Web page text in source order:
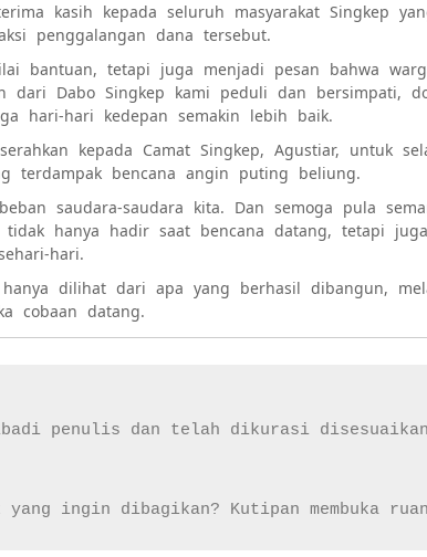
kasih kepada seluruh masyarakat Singkep
penggalangan dana tersebut.
bantuan, tetapi juga menjadi pesan bahwa
dari Dabo Singkep kami peduli dan bersimpati,
hari-hari kedepan semakin lebih baik.
kepada Camat Singkep, Agustiar, untuk
terdampak bencana angin puting beliung.
saudara-saudara kita. Dan semoga pula
hanya hadir saat bencana datang, tetapi juga
hari.
dilihat dari apa yang berhasil dibangun,
cobaan datang.
penulis dan telah dikurasi
ingin dibagikan? Kutipan membuka